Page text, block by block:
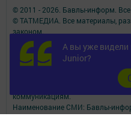
А вы уже видели
Junior?
© 2011 - 2026. Бавлы-информ.
© ТАТМЕДИА. Все материалы,
законом.
Перепечатка, воспроизведение
информации,
размещенной на сайте, возможна
При поддержке
коммуникациям.
Наименование СМИ: Бавлы-